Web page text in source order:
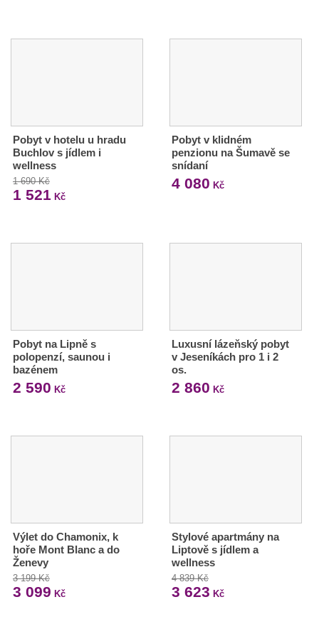
Pobyt v hotelu u hradu
Buchlov s jídlem i
wellness
1 690 Kč
1 521 Kč
Pobyt v klidném
penzionu na Šumavě se
snídaní
4 080 Kč
Pobyt na Lipně s
polopenzí, saunou i
bazénem
2 590 Kč
Luxusní lázeňský pobyt
v Jeseníkách pro 1 i 2
os.
2 860 Kč
Výlet do Chamonix, k
hoře Mont Blanc a do
Ženevy
3 199 Kč
3 099 Kč
Stylové apartmány na
Liptově s jídlem a
wellness
4 839 Kč
3 623 Kč